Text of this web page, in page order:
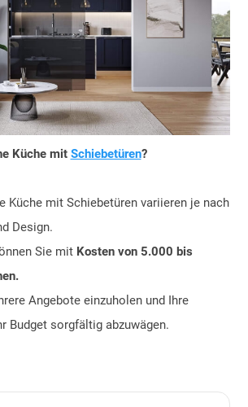
Küche mit Schiebetüren?
Küche mit Schiebetüren variieren je nach
Design.
Sie mit Kosten von 5.000 bis
Angebote einzuholen und Ihre
Budget sorgfältig abzuwägen.